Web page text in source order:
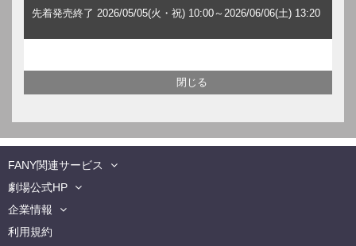
先着発売終了 2026/05/05(火・祝) 10:00～2026/06/06(土) 13:20
FANY関連サービス
劇場公式HP
企業情報
利用規約